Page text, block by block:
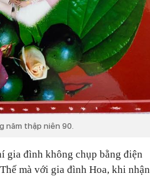
năm thập niên 90.
gia đình không chụp bằng điện
mà với gia đình Hoa, khi nhận